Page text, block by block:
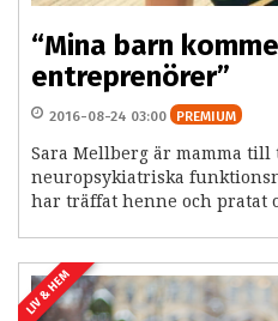
“Mina barn
entreprenörer”
2016-08-24 03:00 PREMIUM
Sara Mellberg är mamma till
neuropsykiatriska
har träffat henne och pratat
LIV & HEM